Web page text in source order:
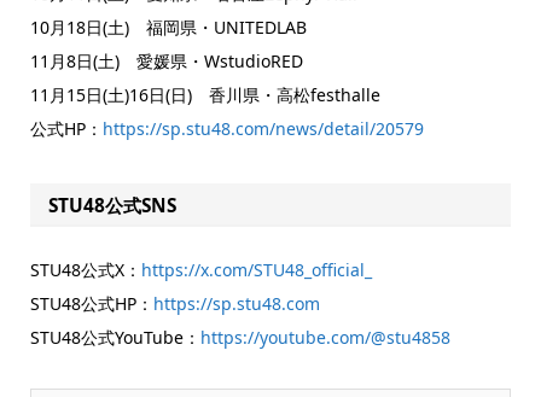
10月18日(土) 福岡県・UNITEDLAB
11月8日(土) 愛媛県・WstudioRED
11月15日(土)16日(日) 香川県・高松festhalle
公式HP： https://sp.stu48.com/news/detail/20579
STU48公式SNS
STU48公式X： https://x.com/STU48_official_
STU48公式HP： https://sp.stu48.com
STU48公式YouTube： https://youtube.com/@stu4858